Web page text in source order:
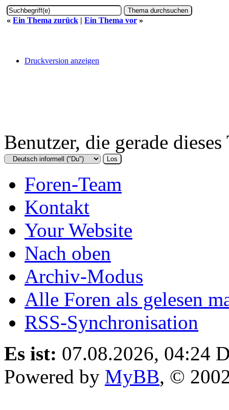
« Ein Thema zurück | Ein Thema vor »
Druckversion anzeigen
Benutzer, die gerade
Foren-Team
Kontakt
Your Website
Nach oben
Archiv-Modus
Alle Foren als gelesen
RSS-Synchronisation
Es ist: 07.08.2026, 04:24
Powered by MyBB, ©